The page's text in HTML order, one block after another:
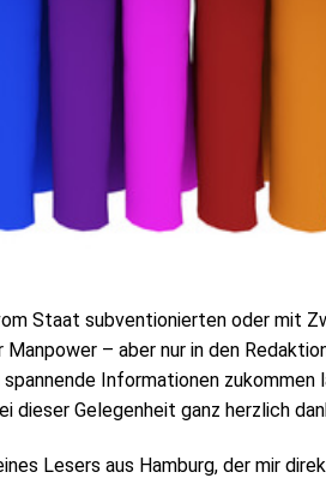
Staat subventionierten oder mit
– aber nur in den
Informationen zukommen
dieser Gelegenheit ganz herzlich
Lesers aus Hamburg, der mir